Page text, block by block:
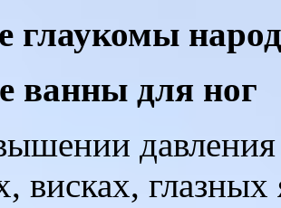
глаукомы
ванны для ног
давления
висках,